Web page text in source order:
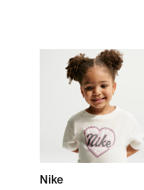
Nike